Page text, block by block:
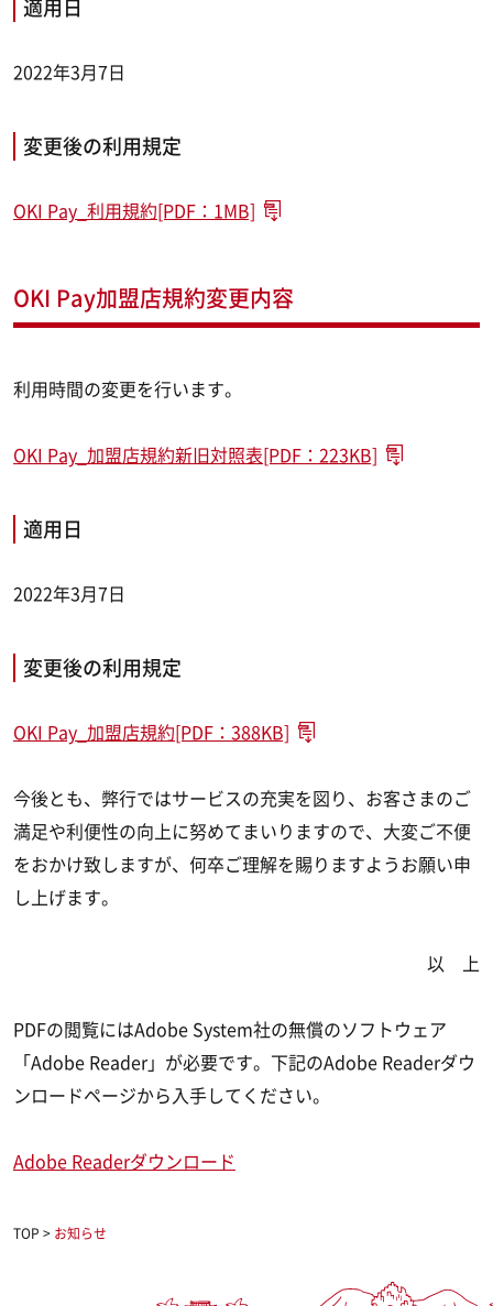
適用日
2022年3月7日
変更後の利用規定
OKI Pay_利用規約[PDF：1MB]
OKI Pay加盟店規約変更内容
利用時間の変更を行います。
OKI Pay_加盟店規約新旧対照表[PDF：223KB]
適用日
2022年3月7日
変更後の利用規定
OKI Pay_加盟店規約[PDF：388KB]
今後とも、弊行ではサービスの充実を図り、お客さまのご
満足や利便性の向上に努めてまいりますので、大変ご不便
をおかけ致しますが、何卒ご理解を賜りますようお願い申
し上げます。
以 上
PDFの閲覧にはAdobe System社の無償のソフトウェア
「Adobe Reader」が必要です。下記のAdobe Readerダウ
ンロードページから入手してください。
Adobe Readerダウンロード
TOP > お知らせ